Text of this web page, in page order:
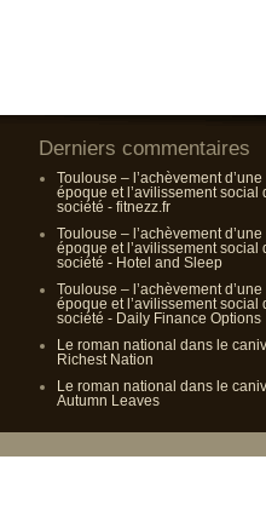
Derniers commentaires
Toulouse – l’achèvement d’une
époque et l’avilissement social
société - fitnezz.fr
Toulouse – l’achèvement d’une
époque et l’avilissement social
société - Hotel and Sleep
Toulouse – l’achèvement d’une
époque et l’avilissement social
société - Daily Finance Options
Le roman national dans le
Richest Nation
Le roman national dans le
Autumn Leaves